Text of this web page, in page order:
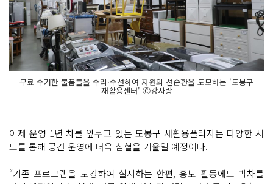
무료 수거한 물품들을 수리·수선하여 자원의 선순환을 도모하는 '도봉구
재활용센터' Ⓒ강사랑
이제 운영 1년 차를 앞두고 있는 도봉구 새활용플라자는 다양한 시
도를 통해 공간 운영에 더욱 심혈을 기울일 예정이다.
“기존 프로그램을 보강하여 실시하는 한편, 홍보 활동에도 박차를